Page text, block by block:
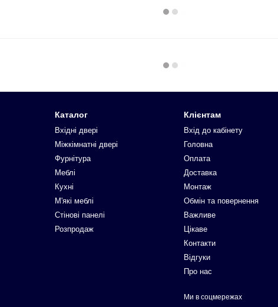
Каталог
Вхідні двері
Міжкімнатні двері
Фурнітура
Меблі
Кухні
М'які меблі
Стінові панелі
Розпродаж
Клієнтам
Вхід до кабінету
Головна
Оплата
Доставка
Монтаж
Обмін та повернення
Важливе
Цікаве
Контакти
Відгуки
Про нас
Ми в соцмережах